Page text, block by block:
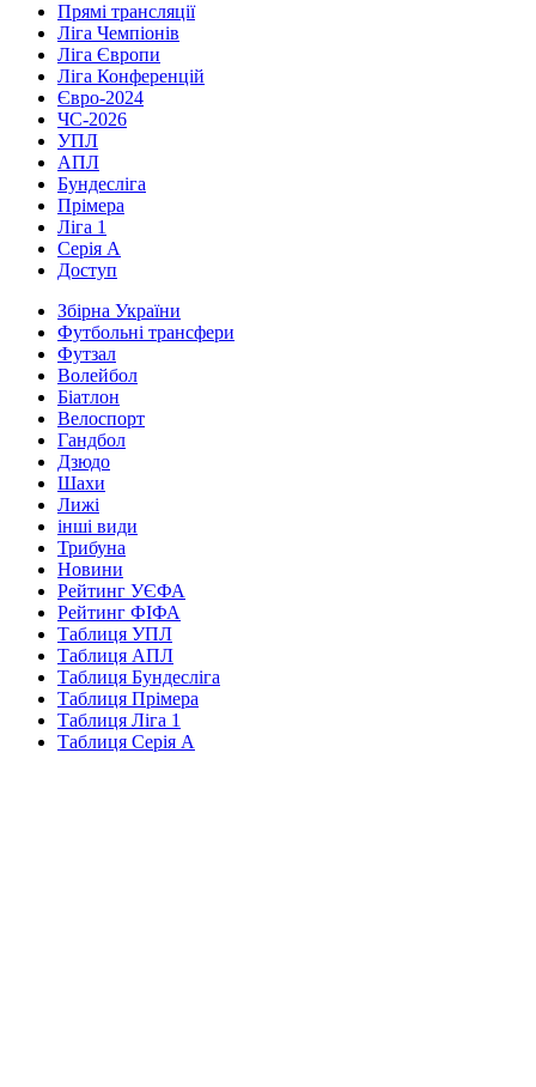
Прямі трансляції
Ліга Чемпіонів
Ліга Європи
Ліга Конференцій
Євро-2024
ЧС-2026
УПЛ
АПЛ
Бундесліга
Прімера
Ліга 1
Серія А
Доступ
Збірна України
Футбольні трансфери
Футзал
Волейбол
Біатлон
Велоспорт
Гандбол
Дзюдо
Шахи
Лижі
інші види
Трибуна
Новини
Рейтинг УЄФА
Рейтинг ФІФА
Таблиця УПЛ
Таблиця АПЛ
Таблиця Бундесліга
Таблиця Прімера
Таблиця Ліга 1
Таблиця Серія А